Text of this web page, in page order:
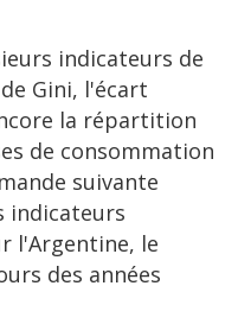
indicateurs de
Gini, l'écart
la répartition
de consommation
suivante
indicateurs
l'Argentine, le
des années